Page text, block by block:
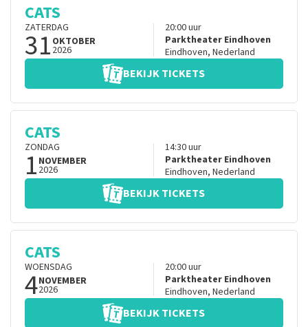
CATS
ZATERDAG
31 OKTOBER
2026
20:00uur
Parktheater Eindhoven
Eindhoven, Nederland
BEKIJK TICKETS
CATS
ZONDAG
1 NOVEMBER
2026
14:30uur
Parktheater Eindhoven
Eindhoven, Nederland
BEKIJK TICKETS
CATS
WOENSDAG
4NOVEMBER
2026
20:00uur
Parktheater Eindhoven
Eindhoven, Nederland
BEKIJK TICKETS